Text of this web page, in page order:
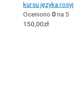
kursu języka
Oceniono 0na 5
150,00zł